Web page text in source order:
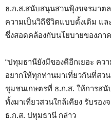
ธ.ก.ส.สนับสนุนสวนฟุ้งขจรมาต
ความเป็นวิถีชีวิตแบบดั้งเดิม แล
ซึ่งสอดคล้องกับนโยบายของภา
“ปทุมธานียังมีของดีอีกเยอะ คว
อยากให้ทุกท่านมาเที่ยวกันที่สว
ชุมชนเกษตรที่ ธ.ก.ส. ให้การส
ทั้งมาเที่ยวสวนใกล้เคียง รับรอ
ธ.ก.ส. ปทุมธานี กล่าว